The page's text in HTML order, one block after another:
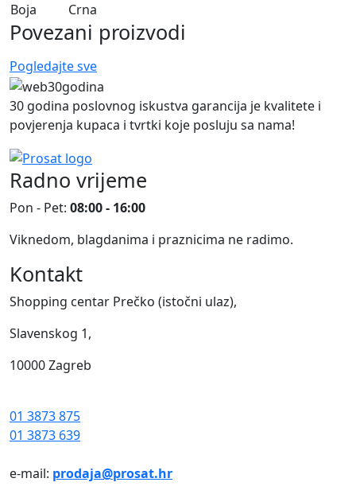
Boja
Crna
Povezani proizvodi
Pogledajte sve
30 godina poslovnog iskustva garancija je kvalitete i
povjerenja kupaca i tvrtki koje posluju sa nama!
Radno vrijeme
Pon - Pet: 08:00 - 16:00
Viknedom, blagdanima i praznicima ne radimo.
Kontakt
Shopping centar Prečko (istočni ulaz),
Slavenskog 1,
10000 Zagreb
01 3873 875
01 3873 639
e-mail: prodaja@prosat.hr